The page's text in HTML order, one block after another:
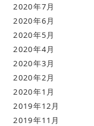
2020年7月
2020年6月
2020年5月
2020年4月
2020年3月
2020年2月
2020年1月
2019年12月
2019年11月